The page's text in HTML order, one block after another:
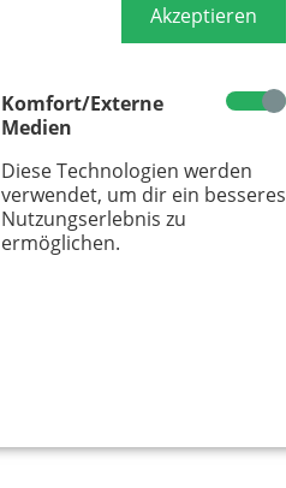
Akzeptieren
Komfort/Externe
Medien
Diese Technologien werden
verwendet, um dir ein besseres
Nutzungserlebnis zu
ermöglichen.